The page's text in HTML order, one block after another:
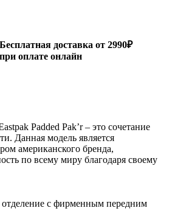
Бесплатная доставка от 2990₽
при оплате онлайн
Padded Pak’r – это сочетание
Данная модель является
американского бренда,
по всему миру благодаря своему
отделение с фирменным передним